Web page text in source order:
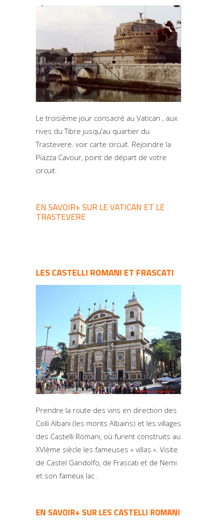
Le troisième jour consacré au Vatican , aux
rives du Tibre jusqu’au quartier du
Trastevere. voir carte circuit. Rejoindre la
Piazza Cavour, point de départ de votre
circuit.
EN SAVOIR+ SUR LE VATICAN ET LE
TRASTEVERE
LES CASTELLI ROMANI ET FRASCATI
Prendre la route des vins en direction des
Colli Albani (les monts Albains) et les villages
des Castelli Romani, où furent construits au
XVIème siècle les fameuses « villas ». Visite
de Castel Gandolfo, de Frascati et de Nemi
et son fameux lac .
EN SAVOIR+ SUR LES CASTELLI ROMANI